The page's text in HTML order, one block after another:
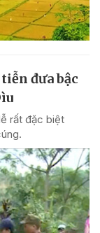
đưa bậc
rất đặc biệt